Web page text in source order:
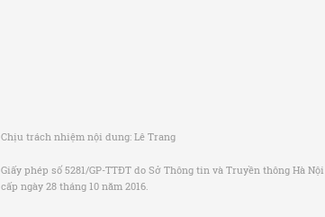
Chịu trách nhiệm nội dung: Lê Trang
Giấy phép số 5281/GP-TTĐT do Sở Thông tin và Truyền thông Hà Nội
cấp ngày 28 tháng 10 năm 2016.